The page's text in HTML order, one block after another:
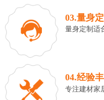
03.量身
量身定制适
04.经验
专注建材家